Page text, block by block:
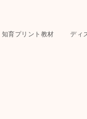
知育プリント教材 ディ